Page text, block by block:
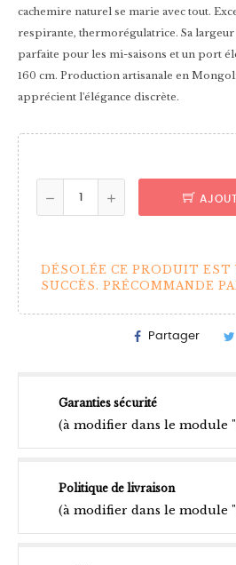
cachemire naturel se marie avec tout.
respirante, thermorégulatrice. Sa
parfaite pour les mi-saisons et un port
160 cm. Production artisanale en
apprécient l'élégance discrète.
DÉSOLÉE CE PRODUIT
SUCCÈS. PRÉCOMMANDE
Partager
Garanties sécurité
(à modifier dans le module
Politique de livraison
(à modifier dans le module